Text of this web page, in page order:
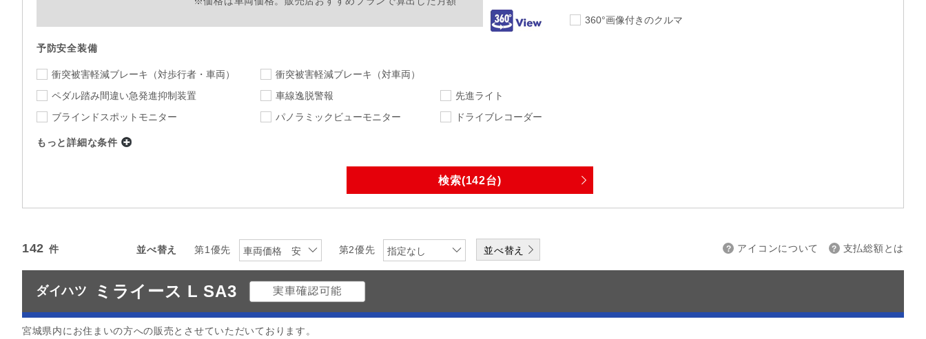
360°画像付きのクルマ
予防安全装備
衝突被害軽減ブレーキ （対歩行者・車両）
衝突被害軽減ブレーキ（対車両）
ペダル踏み間違い急発進抑制装置
車線逸脱警報
先進ライト
ブラインドスポットモニター
パノラミックビューモニター ドライブレコーダー
もっと詳細な条件
走行距離 指定なし 車検 指定なし
ワンオーナー 修復歴無
カラー
指定なし 指定なし DVD CD メディアプレーヤー接続 バックカメラ スマートキー ETC
142 並べ替え 第1優先 車両価格 安 第2優先 指定なし アイコンについて 支払総額とは
ダイハツ ミライース L SA3
宮城県内にお住まいの方への販売とさせていただいております。